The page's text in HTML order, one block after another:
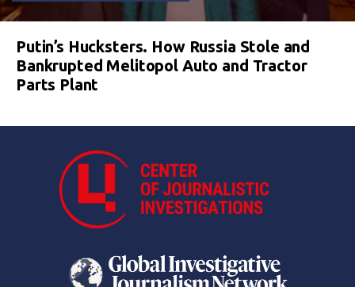
Putin’s Hucksters. How Russia Stole and
Bankrupted Melitopol Auto and Tractor
Parts Plant